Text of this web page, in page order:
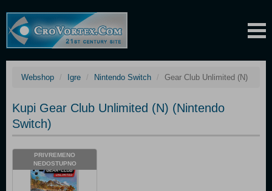
Webshop Igre Nintendo Switch Gear Club Unlimited (N)
Kupi Gear Club Unlimited (N) (Nintendo
Switch)
PRIVREMENO
NEDOSTUPNO